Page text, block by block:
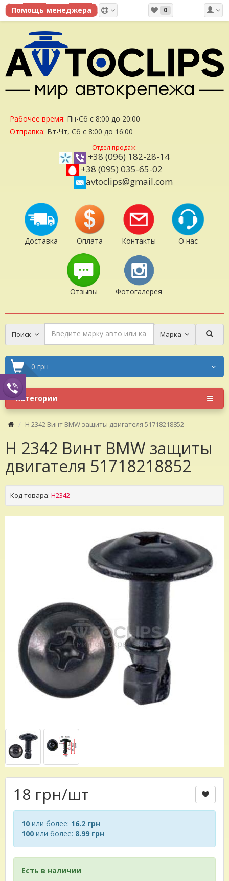
0
Рабочее время: Пн-Сб с 8:00 до 20:00
Отправка: Вт-Чт, Сб с 8:00 до 16:00
Отдел продаж:
+38 (096) 182-28-14
+38 (095) 035-65-02
avtoclips@gmail.com
Доставка Оплата Контакты О нас
Отзывы Фотогалерея
Поиск Марка
0 грн
Категории
H 2342 Винт BMW защиты двигателя 51718218852
H 2342 Винт BMW защиты
двигателя 51718218852
Код товара: H2342
18 грн/шт
10 или более: 16.2 грн
100 или более: 8.99 грн
Есть в наличии